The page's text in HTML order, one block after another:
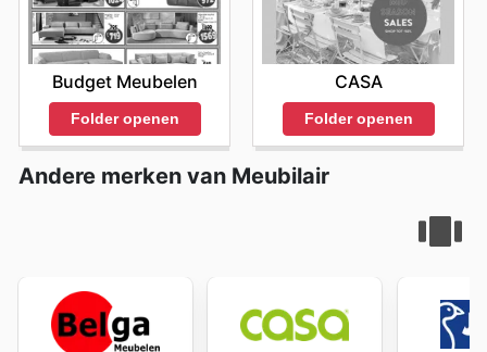
Budget Meubelen
Folder openen
CASA
Folder openen
Andere merken van Meubilair